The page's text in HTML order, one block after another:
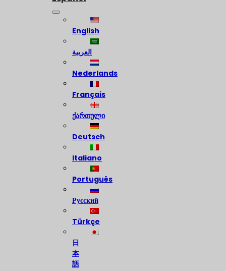
English
العربية
Nederlands
Français
ქართული
Deutsch
Italiano
Português
Русский
Türkçe
日
本
語